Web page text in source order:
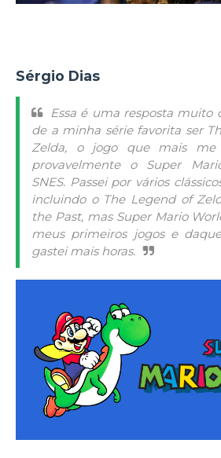
Sérgio Dias
Essa é uma resposta muito
de a minha série favorita ser
Zelda, o jogo que mais me
provavelmente o Super
SNES. Passei por vários
incluindo o The Legend of
the Past, mas Super Mario
meus primeiros jogos e
gastei mais horas.